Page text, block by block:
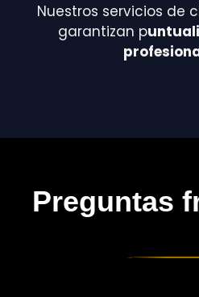
Nuestros servicios de
garantizan p
Preguntas